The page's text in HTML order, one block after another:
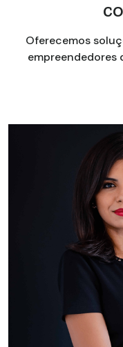
Oferecemos
empreendedores